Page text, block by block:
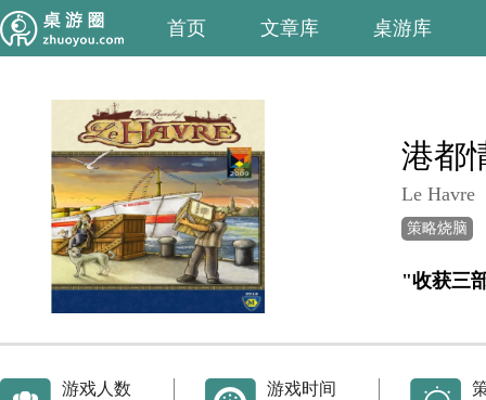
首页 文章库 桌游库
港都
Le Havre
策略烧脑
"收获三
游戏人数
游戏时间